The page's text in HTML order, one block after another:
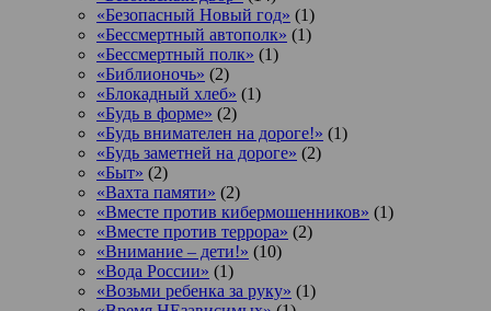
«Безопасный Новый год» (1)
«Бессмертный автополк» (1)
«Бессмертный полк» (1)
«Библионочь» (2)
«Блокадный хлеб» (1)
«Будь в форме» (2)
«Будь внимателен на дороге!» (1)
«Будь заметней на дороге» (2)
«Быт» (2)
«Вахта памяти» (2)
«Вместе против кибермошенников» (1)
«Вместе против террора» (2)
«Внимание – дети!» (10)
«Вода России» (1)
«Возьми ребенка за руку» (1)